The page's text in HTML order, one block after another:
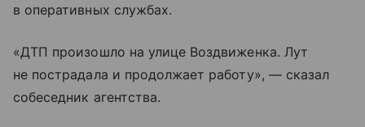
в оперативных службах.
«ДТП произошло на улице Воздвиженка. Лут
не пострадала и продолжает работу», — сказал
собеседник агентства.